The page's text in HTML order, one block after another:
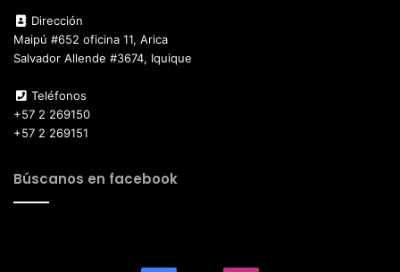
Dirección
Maipú #652 oficina 11, Arica
Salvador Allende #3674, Iquique
Teléfonos
+57 2 269150
+57 2 269151
Búscanos en facebook